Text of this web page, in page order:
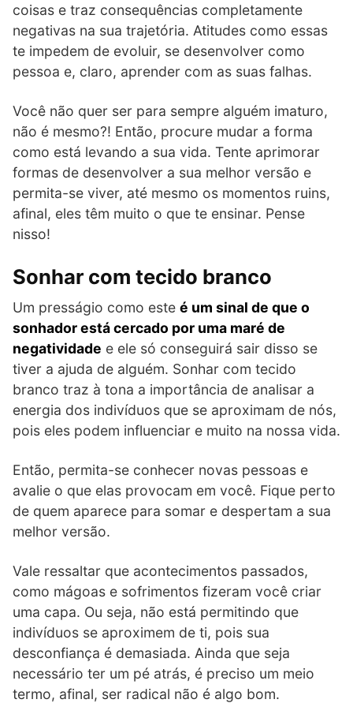
coisas e traz consequências completamente
negativas na sua trajetória. Atitudes como essas
te impedem de evoluir, se desenvolver como
pessoa e, claro, aprender com as suas falhas.
Você não quer ser para sempre alguém imaturo,
não é mesmo?! Então, procure mudar a forma
como está levando a sua vida. Tente aprimorar
formas de desenvolver a sua melhor versão e
permita-se viver, até mesmo os momentos ruins,
afinal, eles têm muito o que te ensinar. Pense
nisso!
Sonhar com tecido branco
Um presságio como este é um sinal de que o
sonhador está cercado por uma maré de
negatividade e ele só conseguirá sair disso se
tiver a ajuda de alguém. Sonhar com tecido
branco traz à tona a importância de analisar a
energia dos indivíduos que se aproximam de nós,
pois eles podem influenciar e muito na nossa vida.
Então, permita-se conhecer novas pessoas e
avalie o que elas provocam em você. Fique perto
de quem aparece para somar e despertam a sua
melhor versão.
Vale ressaltar que acontecimentos passados,
como mágoas e sofrimentos fizeram você criar
uma capa. Ou seja, não está permitindo que
indivíduos se aproximem de ti, pois sua
desconfiança é demasiada. Ainda que seja
necessário ter um pé atrás, é preciso um meio
termo, afinal, ser radical não é algo bom.